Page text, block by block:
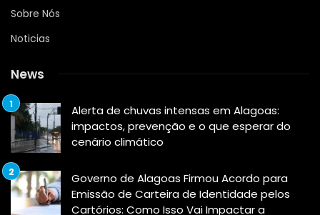
Sobre Nós
Noticias
News
Alerta de chuvas intensas em Alagoas:
impactos, prevenção e o que esperar do
cenário climático
Governo de Alagoas Firmou Acordo para
Emissão de Carteira de Identidade pelos
Cartórios: Como Isso Vai Impactar a